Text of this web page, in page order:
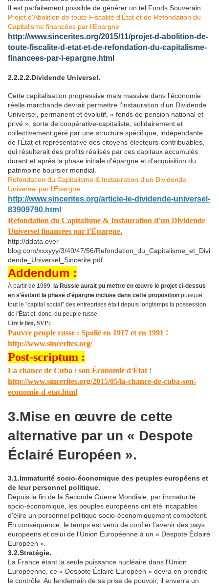
Il est parfaitement possible de générer un tel Fonds Souverain.
Projet d'Abolition de toute Fiscalité d'État et de Refondation du
Capitalisme financées par l’Épargne
http://www.sincerites.org/2015/11/projet-d-abolition-de-
toute-fiscalite-d-etat-et-de-refondation-du-capitalisme-
financees-par-l-epargne.html
2.2.2.2.Dividende Universel.
Cette capitalisation progressive mais massive dans l’économie
réelle marchande devrait permettre l’instauration d’un Dividende
Universel, permanent et évolutif, « fonds de pension national et
privé », sorte de coopérative-capitaliste, solidairement et
collectivement géré par une structure spécifique, indépendante
de l’État et représentative des citoyens-électeurs-contribuables,
qui résulterait des profits réalisés par ces capitaux accumulés
durant et après la phase initiale d’épargne et d’acquisition du
patrimoine boursier mondial.
Refondation du Capitalisme & Instauration d'un Dividende
Universel par l'Épargne.
http://www.sincerites.org/article-le-dividende-universel-
83909790.html
Refondation du Capitalisme & Instauration d’un Dividende
Universel ​financées ​par l’Épargne.
http://ddata.over-
blog.com/xxxyyy/3/40/47/56/Refondation_du_Capitalisme_et_Divi
dende_Universel_Sincerite.pdf
Addendum :
À partir de 1989, la Russie aurait pu mettre en œuvre le projet ci-dessus
en s'évitant la phase d'épargne incluse dans cette proposition puisque
tout le "capital social" des entreprises était depuis longtemps la possession
de l'État et, donc, du peuple russe.
Lire le lien, SVP :
Pauvre peuple russe : Spolié en 1917 et en 1991 !
http://www.sincerites.org/
Post-scriptum :
La chance de Cuba : son Économie d'État !
http://www.sincerites.org/2015/05/la-chance-de-cuba-son-
economie-d-etat.html
3.Mise en œuvre de cette
alternative par un « Despote
Éclairé Européen ».
3.1.Immaturité socio-économique des peuples européens et
de leur personnel politique.
Depuis la fin de la Seconde Guerre Mondiale, par immaturité
socio-économique, les peuples européens ont été incapables
d'élire un personnel politique socio-économiquement compétent.
En conséquence, le temps est venu de confier l'avenir des pays
européens et celui de l'Union Européenne à un « Despote Éclairé
Européen ».
3.2.Stratégie.
La France étant la seule puissance nucléaire dans l'Union
Européenne, ce « Despote Éclairé Européen » devra en prendre
le contrôle. Au lendemain de sa prise de pouvoir, il enverra un